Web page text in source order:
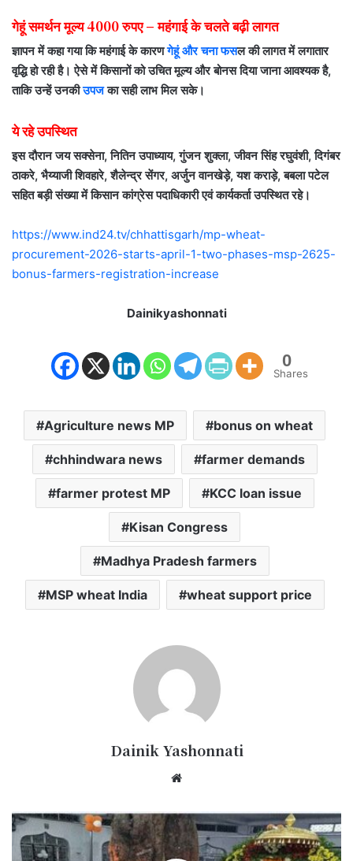
गेहूं समर्थन मूल्य 4000 रुपए –महंगाई के चलते बढ़ी लागत
ज्ञापन में कहा गया कि महंगाई के कारणगेहूं और चना फसल की लागत में लगातार
वृद्धि हो रही है। ऐसे में किसानों को उचित मूल्य और बोनस दिया जाना आवश्यक है,
ताकि उन्हें उनकीउपजका सही लाभ मिल सके।
ये रहे उपस्थित
इस दौरान जय सक्सेना, नितिन उपाध्याय, गुंजन शुक्ला, जीवन सिंह रघुवंशी, दिगंबर
ठाकरे, भैय्याजी शिवहारे, शैलेन्द्र सेंगर, अर्जुन वानखेड़े, यश कराड़े, बबला पटेल
सहित बड़ी संख्या में किसान कांग्रेस पदाधिकारी एवं कार्यकर्ता उपस्थित रहे।
https://www.ind24.tv/chhattisgarh/mp-wheat-
procurement-2026-starts-april-1-two-phases-msp-2625-
bonus-farmers-registration-increase
Dainikyashonnati
0
Shares
Agriculture news MP bonus on wheat
chhindwara news farmer demands
farmer protest MP KCC loan issue
Kisan Congress
Madhya Pradesh farmers
MSP wheat India wheat support price
Dainik Yashonnati
आज
सौंसर